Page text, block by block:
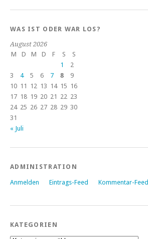
WAS IST ODER WAR LOS?
August 2026
M
D M D F S
S
1
2
3
4 5 6 7 8
9
10 11 12 13 14 15 16
17 18 19 20 21 22 23
24 25 26 27 28 29 30
31
« Juli
ADMINISTRATION
Anmelden Eintrags-Feed Kommentar-Feed
KATEGORIEN